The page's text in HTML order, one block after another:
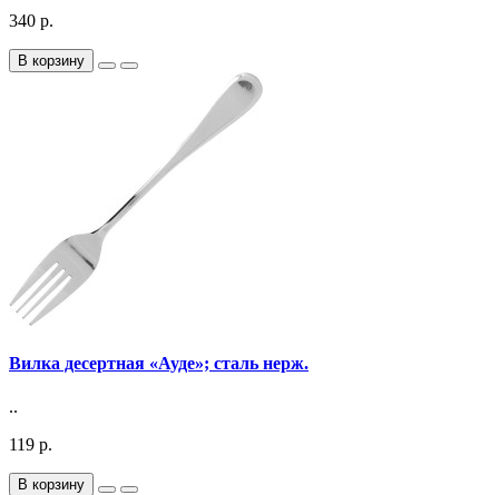
340 р.
В корзину
Вилка десертная «Ауде»; сталь нерж.
..
119 р.
В корзину